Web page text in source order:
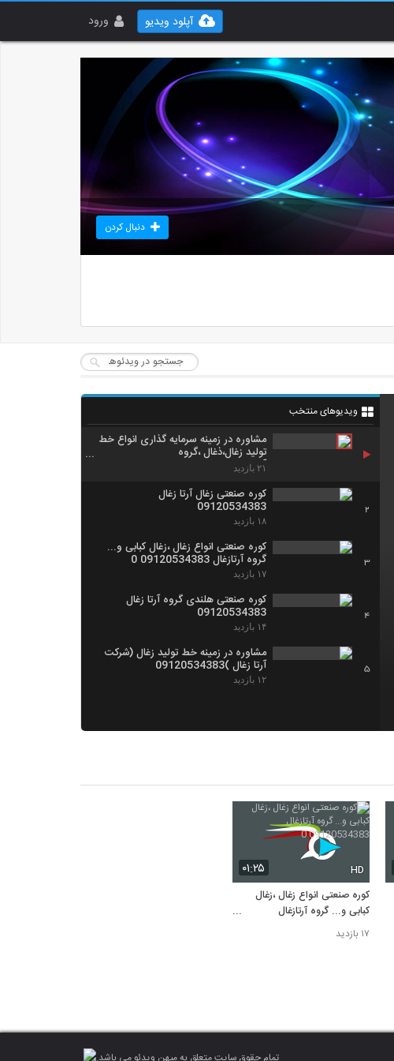
ورود آپلود ویدیو
دنبال کردن
ویدیوهای منتخب
مشاوره در زمینه سرمایه گذاری انواع خط
تولید زغال،ذغال ،گروه
آرتازغال09120534383
۲۱ بازدید
2
کوره صنعتی زغال آرتا زغال
09120534383
۱۸ بازدید
3
کوره صنعتی انواع زغال ،زغال کبابی و...
گروه آرتازغال 09120534383 0
۱۷ بازدید
4
کوره صنعتی هلندی گروه آرتا زغال
09120534383
۱۴ بازدید
5
مشاوره در زمینه خط تولید زغال (شرکت
آرتا زغال )09120534383
۱۲ بازدید
۰۱:۲۵ HD
کوره صنعتی انواع زغال ،زغال
کبابی و... گروه آرتازغال
09120534383 0
۱۷ بازدید
تمام حقوق سایت متعلق به میهن ویدئو می باشد.